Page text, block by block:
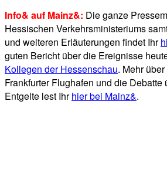
Info& auf Mainz&: Die ganze
Hessischen Verkehrsministeriums
und weiteren Erläuterungen findet Ihr
guten Bericht über die Ereignisse
Kollegen der Hessenschau. Mehr
Frankfurter Flughafen und die Debatte
Entgelte lest Ihrhier bei Mainz&.